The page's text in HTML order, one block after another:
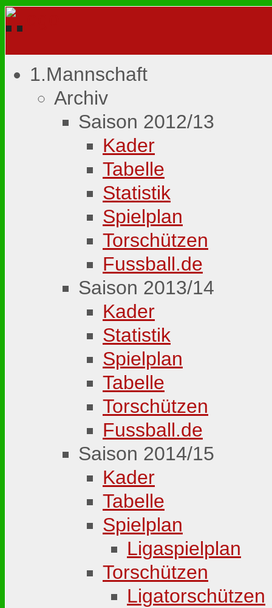
1.Mannschaft
Archiv
Saison 2012/13
Kader
Tabelle
Statistik
Spielplan
Torschützen
Fussball.de
Saison 2013/14
Kader
Statistik
Spielplan
Tabelle
Torschützen
Fussball.de
Saison 2014/15
Kader
Tabelle
Spielplan
Ligaspielplan
Torschützen
Ligatorschützen